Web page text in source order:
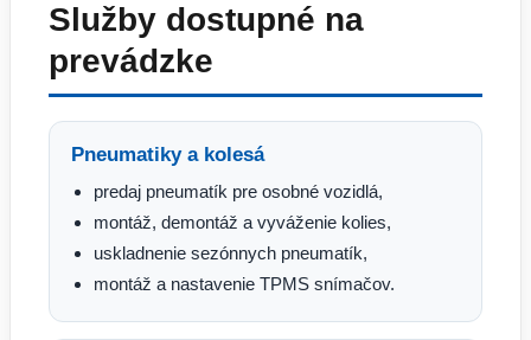
Služby dostupné na
prevádzke
Pneumatiky a kolesá
predaj pneumatík pre osobné vozidlá,
montáž, demontáž a vyváženie kolies,
uskladnenie sezónnych pneumatík,
montáž a nastavenie TPMS snímačov.